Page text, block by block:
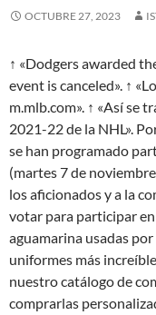
OCTUBRE 27, 2023
↑ «Dodgers awarded
event is canceled». ↑
m.mlb.com». ↑ «Así se
2021-22 de la NHL».
se han programado
(martes 7 de
los aficionados y a la
votar para participar
aguamarina usadas
uniformes más
nuestro catálogo de
comprarlas